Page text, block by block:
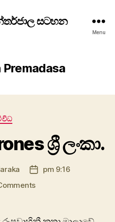
සටහන
Menu
Premadasa
Categories
ශ්‍රී ලංකා.
Postpm 9:16
on
Thrones